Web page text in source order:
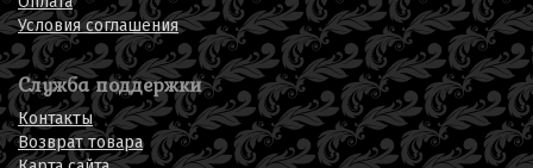
Условия соглашения
Служба поддержки
Контакты
Возврат товара